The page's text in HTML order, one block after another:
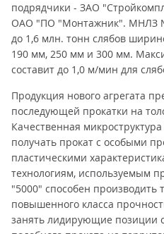
подрядчики - ЗАО
ОАО "ПО "Монтажник". МНЛЗ №
до 1,6 млн. тонн слябов
190 мм, 250 мм и 300 мм.
составит до 1,0 м/мин для
Продукция нового агрегата
последующей прокатки на
Качественная
получать прокат с особыми
пластическими
технологиям, используемым
"5000" способен производить
повышенного класса
занять лидирующие позиции